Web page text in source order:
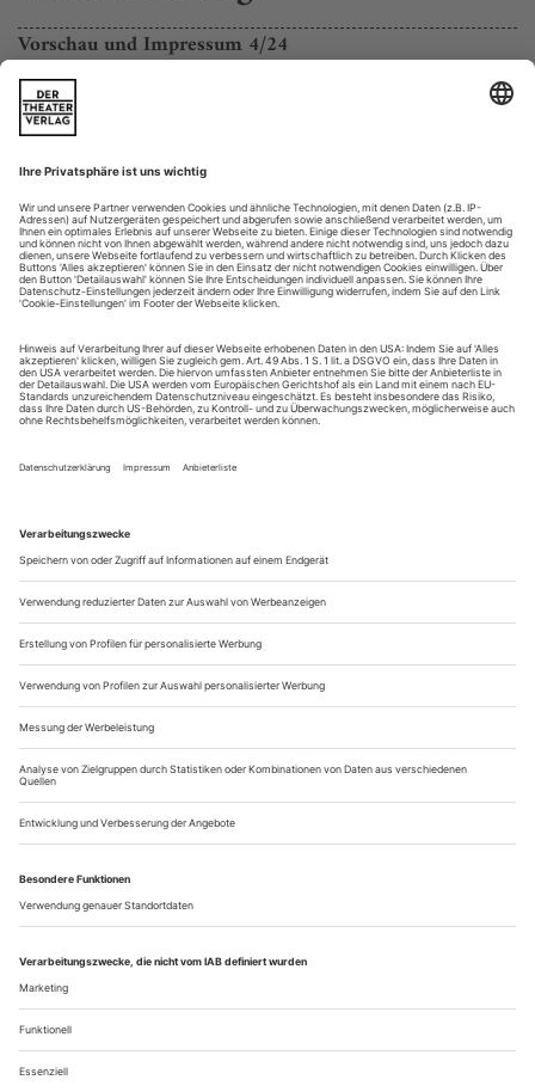
Vorschau und Impressum 4/24
Pläne der Redaktion
Im Monat Mai drängeln beim
denMülheimer Stücken
Inszenierung und wichtigsten Uraufführungen an die Rampe:
Programme, Porträts und Gespräche!
Roland Schimmelpfennigs«Laios» steht sowohl beim
Theatertreffen als auch bei den Mülheimer Stücken in der
Auswahl. Ein Gespräch und der Stückabdruck
Ohne...
Jean-Paul Sartre «Geschlossene Gesellschaft» am Thalia Hamburg
kuratiert ist wie die, die Nadin Schumacher in die neu
eröffnete Kleinbühne «Werkstatt» in der Thalia-
Nebenspielstätte Gaußstraße gebaut hat: Einige Bilder sind
beschmiert oder zerrissen, an einer Stelle hängt nur ein leerer
Rahmen, ein weiterer Rahmen ist beschädigt, vor allem aber
passt nichts...
Fliegen im Kopf
Leonie Lorena Wyss «Muttertier» am Burgtheater Wien
An schlechten Tagen wacht sie gar nicht auf, hat sich ins
Schlafzimmer zurückgezogen, ist zugedröhnt von ihren
Tabletten und überlässt ihre drei Kinder sich selbst. An guten
Tagen aber steht sie plötzlich mit der Badetasche im Flur,
macht Stress, ob die Schwimmsachen für den Ausflug ins
Hallenbad schon eingepackt sind. Im Auto läuft Musik, «Bello
e impossibile»,...
Über uns Kontakt Kritikerumfrage Newsletter